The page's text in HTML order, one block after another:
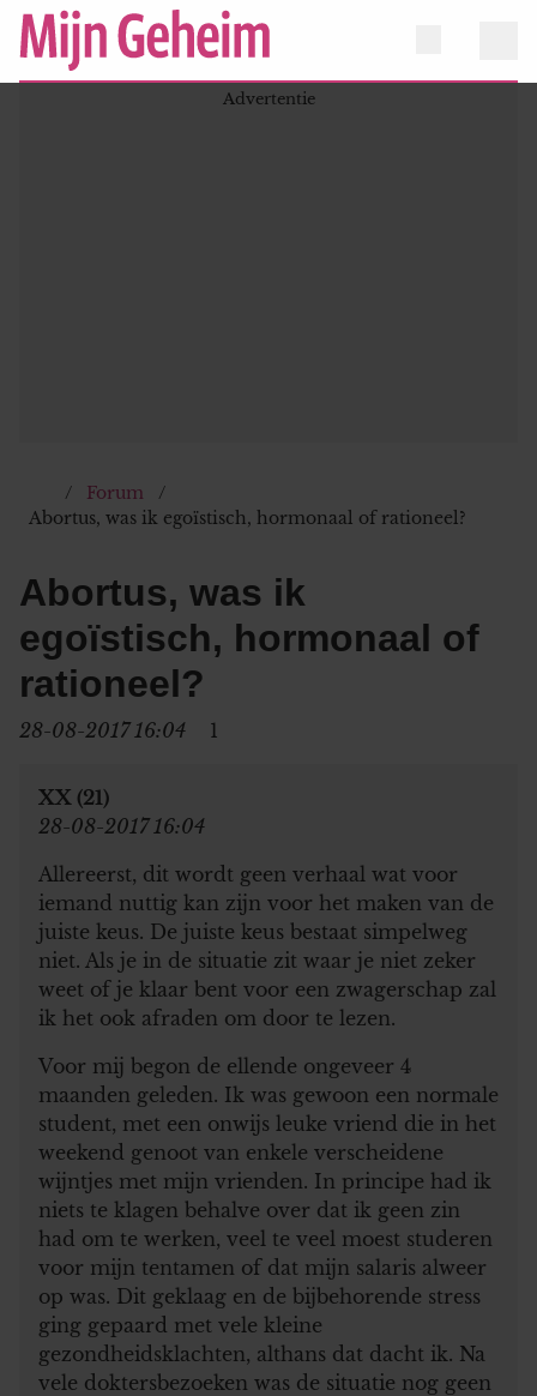
Forum
Abortus, was ik egoïstisch, hormonaal of rationeel?
Abortus, was ik
egoïstisch, hormonaal of
rationeel?
28-08-2017 16:04 1
XX (21)
28-08-2017 16:04
Allereerst, dit wordt geen verhaal wat voor
iemand nuttig kan zijn voor het maken van de
juiste keus. De juiste keus bestaat simpelweg
niet. Als je in de situatie zit waar je niet zeker
weet of je klaar bent voor een zwagerschap zal
ik het ook afraden om door te lezen.
Voor mij begon de ellende ongeveer 4
maanden geleden. Ik was gewoon een normale
student, met een onwijs leuke vriend die in het
weekend genoot van enkele verscheidene
wijntjes met mijn vrienden. In principe had ik
niets te klagen behalve over dat ik geen zin
had om te werken, veel te veel moest studeren
voor mijn tentamen of dat mijn salaris alweer
op was. Dit geklaag en de bijbehorende stress
ging gepaard met vele kleine
gezondheidsklachten, althans dat dacht ik. Na
vele doktersbezoeken was de situatie nog geen